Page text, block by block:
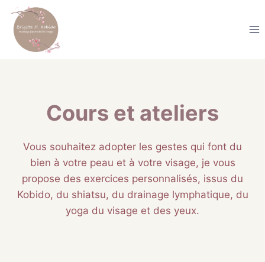
Aller
contenu
Cours et ateliers
Vous souhaitez adopter les gestes qui font du
bien à votre peau et à votre visage, je vous
propose des exercices personnalisés, issus du
Kobido, du shiatsu, du drainage lymphatique, du
yoga du visage et des yeux.